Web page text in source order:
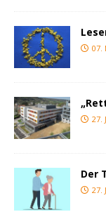
07.
27.
Der
27.